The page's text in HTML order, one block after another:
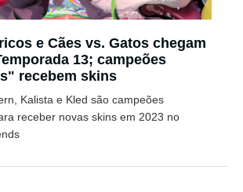
e Cães vs. Gatos chegam
13; campeões
recebem skins
Kalista e Kled são campeões
receber novas skins em 2023 no